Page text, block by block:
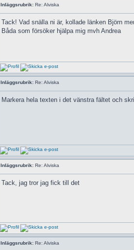
Inläggsrubrik: Re: Alviska
Tack! Vad snälla ni är, kollade länken Björn
Båda som försöker hjälpa mig mvh Andrea
Inläggsrubrik: Re: Alviska
Markera hela texten i det vänstra fältet och
Inläggsrubrik: Re: Alviska
Tack, jag tror jag fick till det
Inläggsrubrik: Re: Alviska